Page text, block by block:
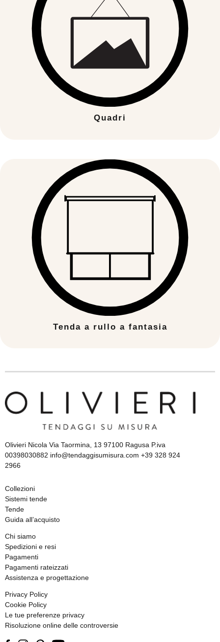
Quadri
Tenda a rullo a fantasia
Olivieri Nicola Via Taormina, 13 97100 Ragusa P.iva
00398030882 info@tendaggisumisura.com +39 328 924
2966
Collezioni
Sistemi tende
Tende
Guida all’acquisto
Chi siamo
Spedizioni e resi
Pagamenti
Pagamenti rateizzati
Assistenza e progettazione
Privacy Policy
Cookie Policy
Le tue preferenze privacy
Risoluzione online delle controversie